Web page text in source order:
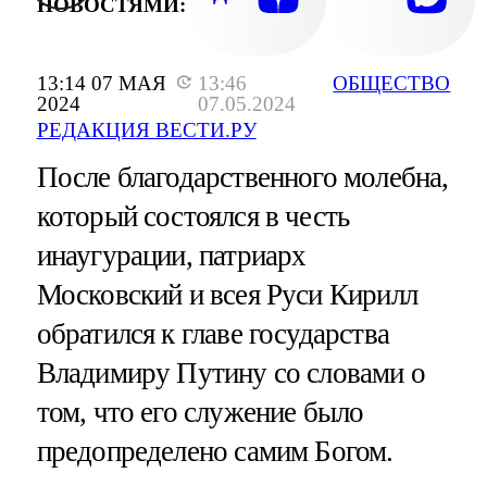
13:14 07 МАЯ
2024
13:46
07.05.2024
РЕДАКЦИЯ ВЕСТИ.РУ
ОБЩЕСТВО
НОВОСТЯМИ:
После благодарственного молебна,
который состоялся в честь
инаугурации, патриарх
Московский и всея Руси Кирилл
обратился к главе государства
Владимиру Путину со словами о
том, что его служение было
предопределено самим Богом.